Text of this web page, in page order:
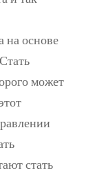
на основе
может
стать